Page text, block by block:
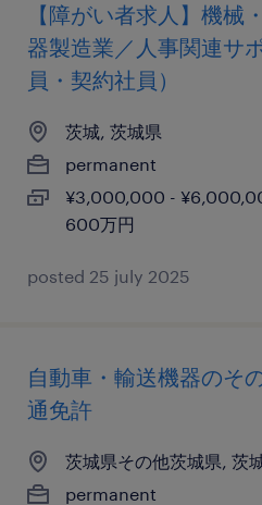
【障がい者求人】機械
器製造業／人事関連サ
員・契約社員）
茨城, 茨城県
permanent
¥3,000,000 -
600万円
posted 25 july 2025
自動車・輸送機器のそ
通免許
茨城県その他茨城県, 茨
permanent